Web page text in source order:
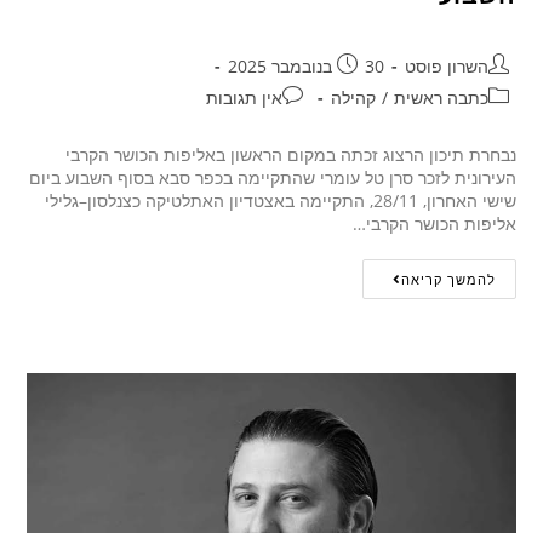
השרון פוסט
30 בנובמבר 2025
כתבה ראשית / קהילה אין תגובות
נבחרת תיכון הרצוג זכתה במקום הראשון באליפות הכושר הקרבי
העירונית לזכר סרן טל עומרי שהתקיימה בכפר סבא בסוף השבוע ביום
שישי האחרון, 28/11, התקיימה באצטדיון האתלטיקה כצנלסון–גלילי
אליפות הכושר הקרבי…
להמשך קריאה